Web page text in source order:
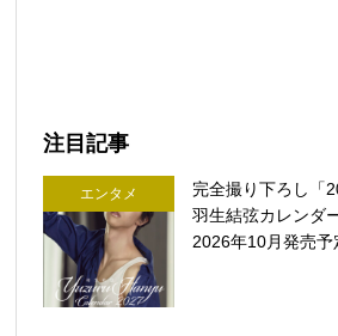
注目記事
エンタメ
完全撮り下ろし「
羽生結弦カレンダ
2026年10月発売